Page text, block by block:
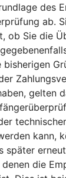
des
ab.
ob Sie die
bisherigen
gelten
kann,
später
die